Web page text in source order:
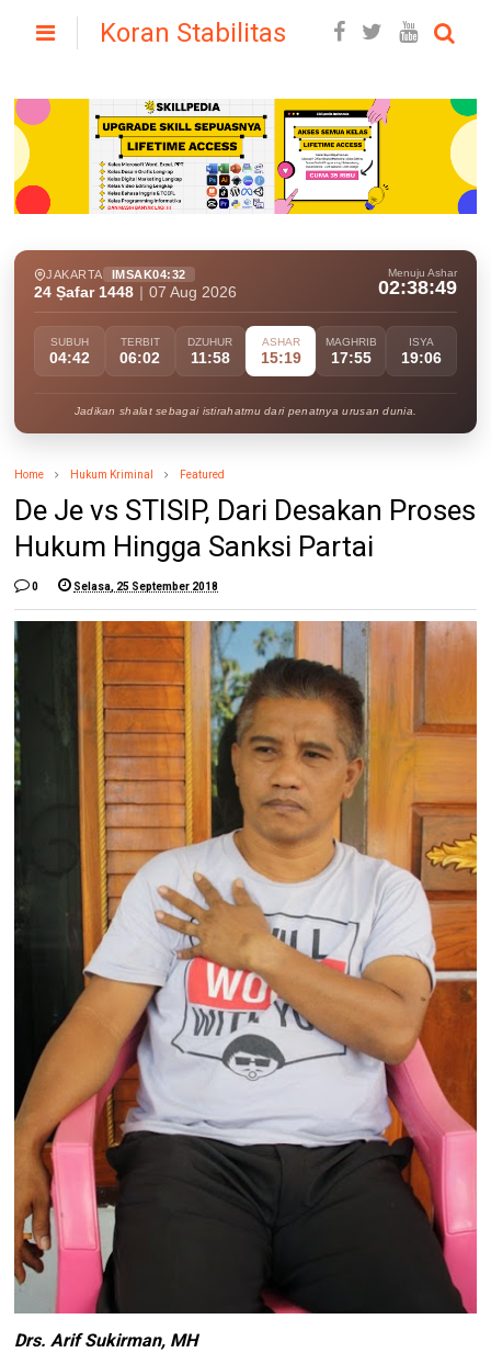
Koran Stabilitas
JAKARTA IMSAK04:32
24 Ṣafar 1448 07 Aug 2026
Menuju Ashar
02:38:47
SUBUH
04:42
TERBIT
06:02
DZUHUR
11:58
ASHAR
15:19
MAGHRIB
17:55
ISYA
19:06
Jadikan shalat sebagai istirahatmu dari penatnya urusan dunia.
Home Hukum Kriminal Featured
De Je vs STISIP, Dari Desakan Proses
Hukum Hingga Sanksi Partai
0 Selasa, 25 September 2018
Drs. Arif Sukirman, MH